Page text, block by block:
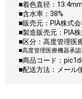
■着色直径：
■含水率：38%
■販売元：PIA株式
■製造販売元：PIA
■区分：高度管理医
■高度管理医療機器承
■商品コード：
■配送方法：メール